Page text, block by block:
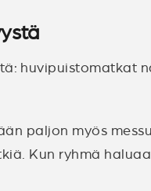
huvipuistomatkat
paljon myös
Kun ryhmä